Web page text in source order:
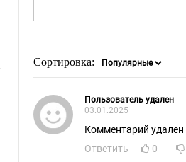
Сортировка:
Пользователь удален
03.01.2025
Комментарий удален
Ответить
0